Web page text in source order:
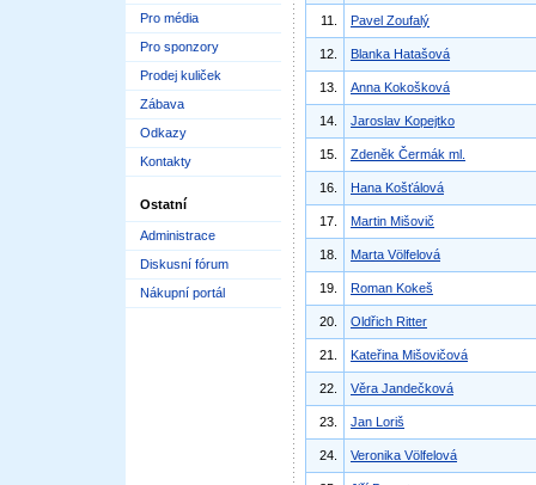
Pro média
Pro sponzory
Prodej kuliček
Zábava
Odkazy
Kontakty
Ostatní
Administrace
Diskusní fórum
Nákupní portál
11. Pavel Zoufalý
12. Blanka Hatašová
13. Anna Kokošková
14. Jaroslav Kopejtko
15. Zdeněk Čermák ml.
16. Hana Košťálová
17. Martin Mišovič
18. Marta Völfelová
19. Roman Kokeš
20. Oldřich Ritter
21. Kateřina Mišovičová
22. Věra Jandečková
23. Jan Loriš
24. Veronika Völfelová